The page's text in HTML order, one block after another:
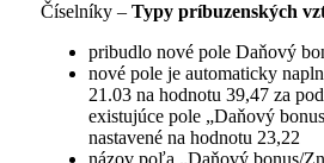
Číselníky – Typy príbuzenských
pribudlo nové pole Daňový
nové pole je automaticky
21.03 na hodnotu 39,47 za
existujúce pole „Daňový
nastavené na hodnotu 23,22